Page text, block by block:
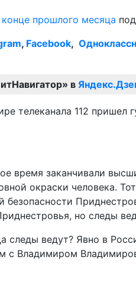
конце прошлого месяца
, Facebook,
в
телеканала 112 пришел
время заканчивали
окраски человека.
но следы
ведут? Явно в
с Владимиром